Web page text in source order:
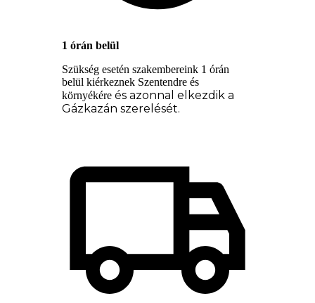
1 órán belül
Szükség esetén szakembereink 1 órán
belül kiérkeznek Szentendre és
környékére és azonnal elkezdik a
Gázkazán szerelését.